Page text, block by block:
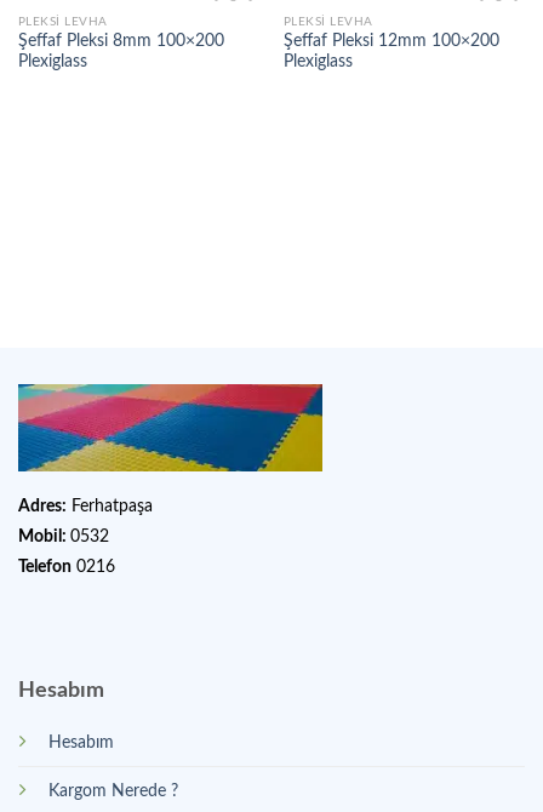
PLEKSI LEVHA
Şeffaf Pleksi 8mm 100×200
Plexiglass
PLEKSI LEVHA
Şeffaf Pleksi 12mm 100×200
Plexiglass
Adres: Ferhatpaşa
Mobil: 0532
Telefon 0216
Hesabım
Hesabım
Kargom Nerede ?